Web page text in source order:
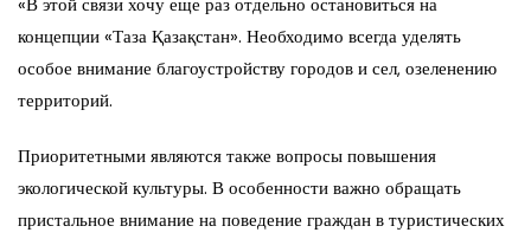
«В этой связи хочу еще раз отдельно остановиться на
концепции «Таза Қазақстан». Необходимо всегда уделять
особое внимание благоустройству городов и сел, озеленению
территорий.
Приоритетными являются также вопросы повышения
экологической культуры. В особенности важно обращать
пристальное внимание на поведение граждан в туристических